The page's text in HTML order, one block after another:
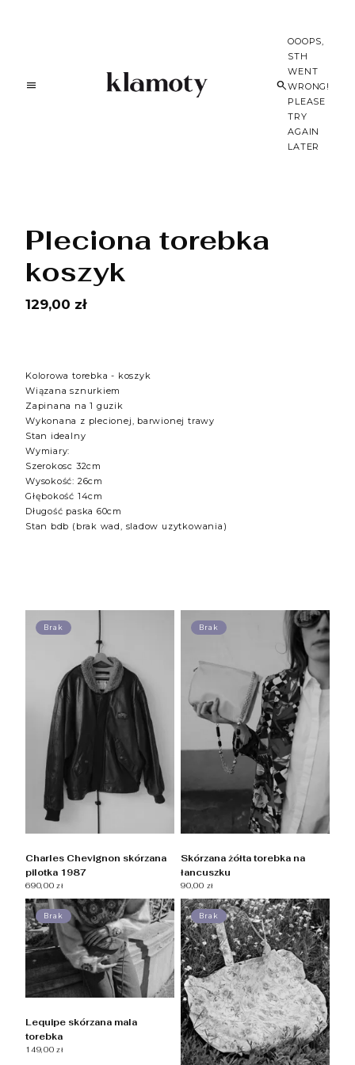
OOOPS,
STH
WENT
WRONG!
PLEASE
TRY
AGAIN
LATER
Pleciona torebka
koszyk
129,00 zł
Kolorowa torebka - koszyk
Wiązana sznurkiem
Zapinana na 1 guzik
Wykonana z plecionej, barwionej trawy
Stan idealny
Wymiary:
Szerokosc 32cm
Wysokość: 26cm
Głębokość 14cm
Długość paska 60cm
Stan bdb (brak wad, sladow uzytkowania)
Charles Chevignon skórzana
pilotka 1987
690,00 zł
Brak
Skórzana żółta torebka na
łancuszku
90,00 zł
Brak
Lequipe skórzana mala
torebka
149,00 zł
Brak Brak